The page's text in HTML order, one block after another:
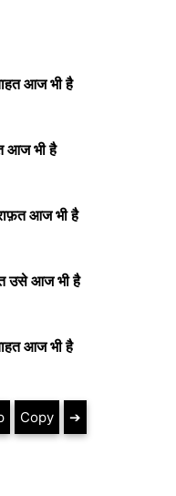
आज भी है
आज भी है
आज भी है
उसे आज भी है
आज भी है
Copy ➔